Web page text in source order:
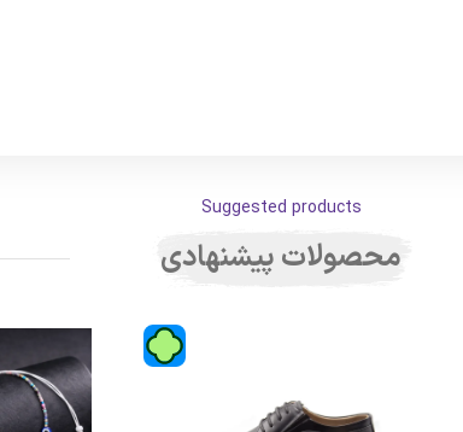
Suggested products
محصولات پیشنهادی